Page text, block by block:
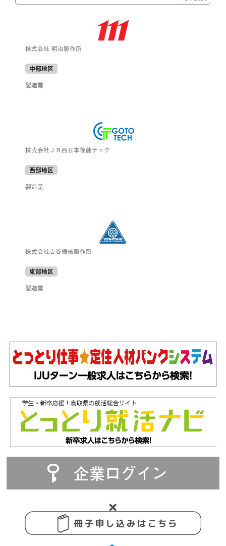
株式会社 明治製作所
中部地区
製造業
株式会社ＪＲ西日本後藤テック
西部地区
製造業
株式会社吉谷機械製作所
東部地区
製造業
企業ログイン